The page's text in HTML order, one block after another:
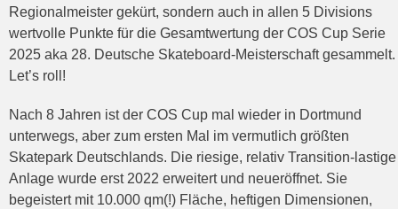
Regionalmeister gekürt, sondern auch in allen 5 Divisions
wertvolle Punkte für die Gesamtwertung der COS Cup Serie
2025 aka 28. Deutsche Skateboard-Meisterschaft gesammelt.
Let’s roll!
Nach 8 Jahren ist der COS Cup mal wieder in Dortmund
unterwegs, aber zum ersten Mal im vermutlich größten
Skatepark Deutschlands. Die riesige, relativ Transition-lastige
Anlage wurde erst 2022 erweitert und neueröffnet. Sie
begeistert mit 10.000 qm(!) Fläche, heftigen Dimensionen,